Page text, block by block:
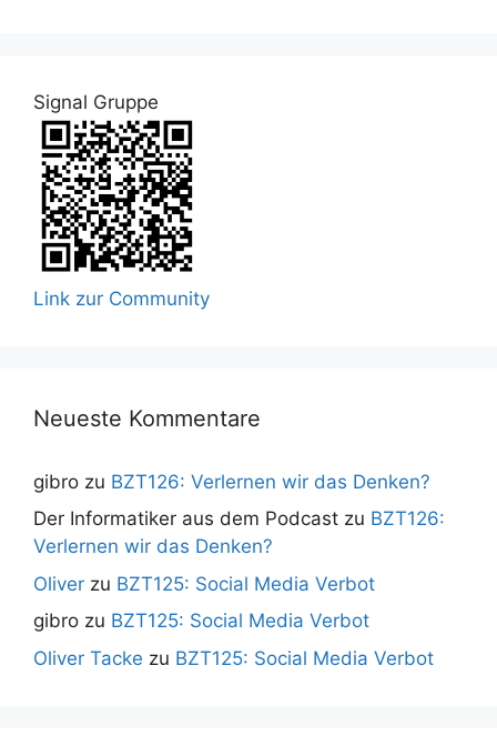
Signal Gruppe
Link zur Community
Neueste Kommentare
gibro zu BZT126: Verlernen wir das Denken?
Der Informatiker aus dem Podcast zu BZT126:
Verlernen wir das Denken?
Oliver zu BZT125: Social Media Verbot
gibro zu BZT125: Social Media Verbot
Oliver Tacke zu BZT125: Social Media Verbot